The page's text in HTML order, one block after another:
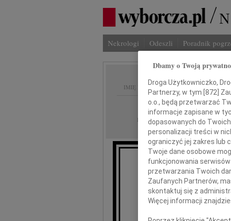
Nekrologi Odeszli Poradnik
IMIĘ I NAZWISKO:
REGION: Warszawa
DATA EMISJI: 01.06.2026
Dbamy o Twoją
Droga Użytkowniczko,
Partnerzy, w tym [872]
o.o., będą przetwarzać
informacje zapisane w
dopasowanych do
personalizacji treści w
ograniczyć jej zakres lub
Twoje dane osobowe
funkcjonowania serwisów
przetwarzania Twoich
Zaufanych Partnerów,
skontaktuj się z
Więcej informacji